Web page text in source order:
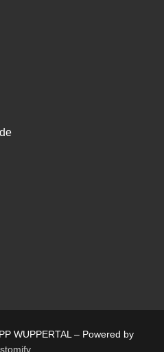
WUPPERTAL – Powered by
.